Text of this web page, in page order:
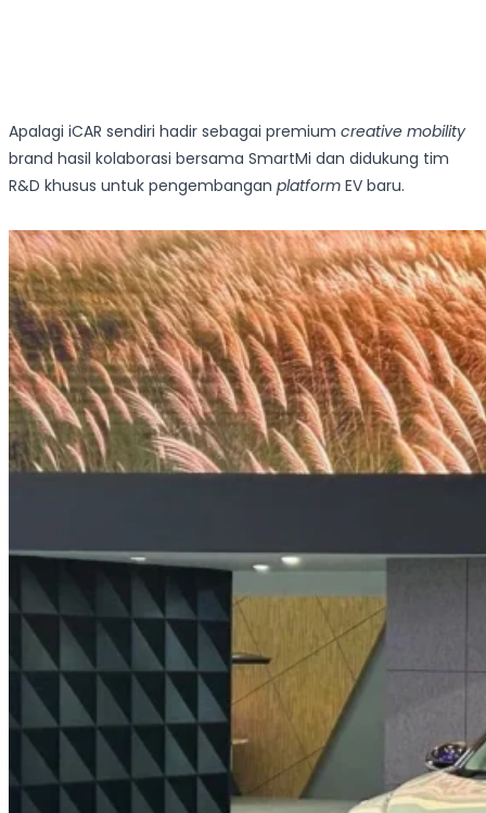
Apalagi iCAR sendiri hadir sebagai premium creative mobility
brand hasil kolaborasi bersama SmartMi dan didukung tim
R&D khusus untuk pengembangan platform EV baru.